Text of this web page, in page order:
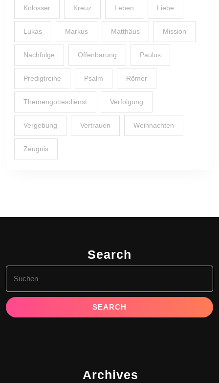
Kolosser Kreuz Leben Liebe
Lukas Markus Matthäus Mission
Nachfolge Offenbarung Paulus
Predigtreihe Psalm Römer
Themengottesdienst Verfolgung
Vergebung Vertrauen Weihnachten
Zeugnis
Search
for:
Archives